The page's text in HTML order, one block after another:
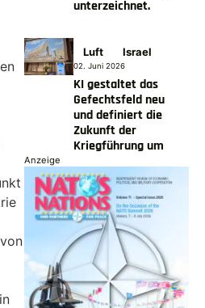
unterzeichnet.
Luft Israel
02. Juni 2026
KI gestaltet das
Gefechtsfeld neu
und definiert die
Zukunft der
Kriegführung um
Anzeige